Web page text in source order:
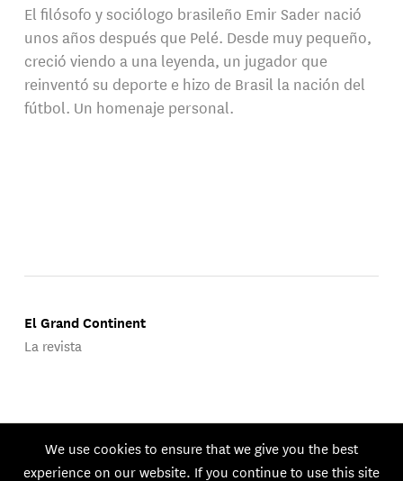
El filósofo y sociólogo brasileño Emir Sader nació
unos años después que Pelé. Desde muy pequeño,
creció viendo a una leyenda, un jugador que
reinventó su deporte e hizo de Brasil la nación del
fútbol. Un homenaje personal.
El Grand Continent
La revista
© 2026 GEG. Todos los derechos reservados.
We use cookies to ensure that we give you the best
experience on our website. If you continue to use this site